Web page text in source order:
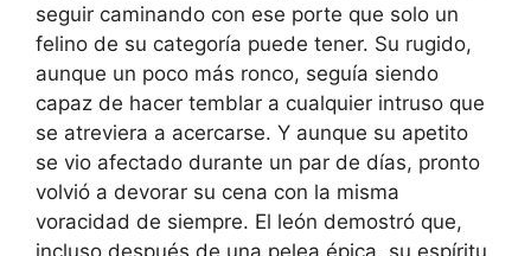
seguir caminando con ese porte que solo un
felino de su categoría puede tener. Su rugido,
aunque un poco más ronco, seguía siendo
capaz de hacer temblar a cualquier intruso que
se atreviera a acercarse. Y aunque su apetito
se vio afectado durante un par de días, pronto
volvió a devorar su cena con la misma
voracidad de siempre. El león demostró que,